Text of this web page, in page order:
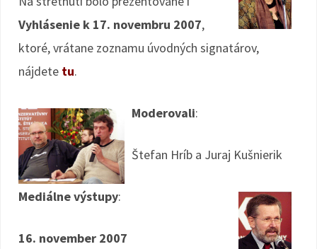
Vyhlásenie k 17. novembru 2007,
ktoré, vrátane zoznamu úvodných signatárov,
nájdete tu.
Moderovali:
Štefan Hríb a Juraj Kušnierik
Mediálne výstupy:
16. november 2007